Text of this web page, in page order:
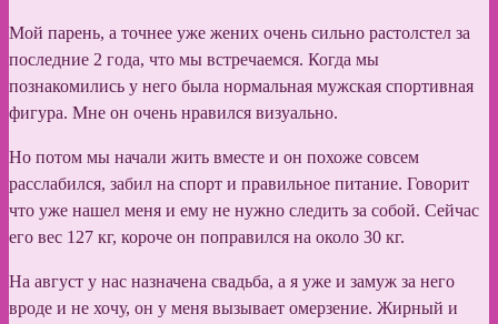
Мой парень, а точнее уже жених очень сильно растолстел за
последние 2 года, что мы встречаемся. Когда мы
познакомились у него была нормальная мужская спортивная
фигура. Мне он очень нравился визуально.
Но потом мы начали жить вместе и он похоже совсем
расслабился, забил на спорт и правильное питание. Говорит
что уже нашел меня и ему не нужно следить за собой. Сейчас
его вес 127 кг, короче он поправился на около 30 кг.
На август у нас назначена свадьба, а я уже и замуж за него
вроде и не хочу, он у меня вызывает омерзение. Жирный и